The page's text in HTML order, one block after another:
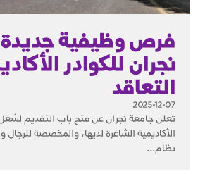
فرص وظيفية جديدة
نجران للكوادر
التعاقد
2025-12-07
تعلن جامعة نجران عن فتح باب التقديم
الأكاديمية الشاغرة لديها، والمخصصة
نظام...